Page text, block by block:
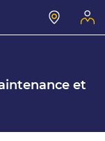
et